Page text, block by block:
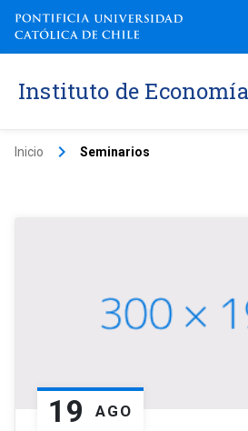
Instituto de Economía
Inicio keyboard_arrow_right Seminarios
19 AGO